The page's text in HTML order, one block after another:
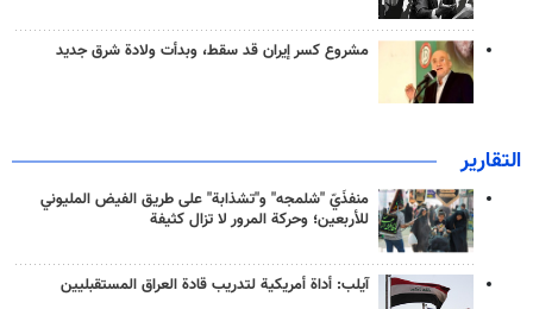
مشروع كسر إيران قد سقط، وبدأت ولادة شرق جديد
التقارير
منفذَيّ "شلمجه" و"تشذابة" على طريق الفيض المليوني
للأربعين؛ وحركة المرور لا تزال كثيفة
آيلب: أداة أمريكية لتدريب قادة العراق المستقبليين